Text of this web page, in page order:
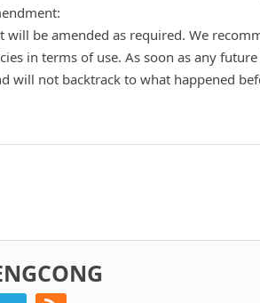
will be amended as required. We
in terms of use. As soon as any
will not backtrack to what happened
篇：